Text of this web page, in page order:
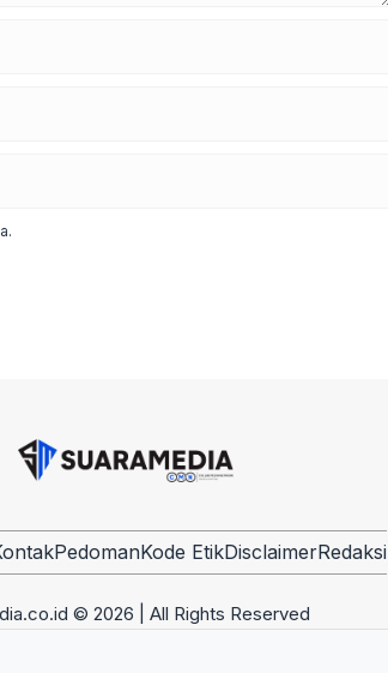
PedomanKode EtikDisclaimerRedaksi
© 2026 | All Rights Reserved